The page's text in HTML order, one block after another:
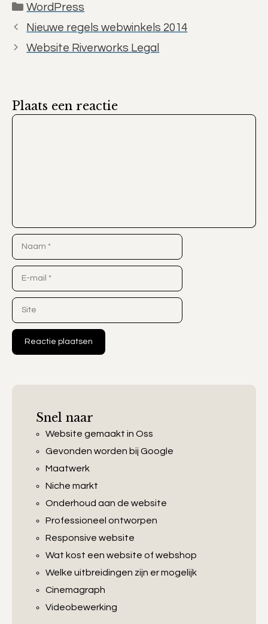
Categorieën
WordPress
Nieuwe regels webwinkels 2014
Website Riverworks Legal
Plaats een reactie
Reactie
Naam
E-
mail
Site
Snel naar
Website gemaakt in Oss
Gevonden worden bij Google
Maatwerk
Niche markt
Onderhoud aan de website
Professioneel ontworpen
Responsive website
Wat kost een website of webshop
Welke uitbreidingen zijn er mogelijk
Cinemagraph
Videobewerking